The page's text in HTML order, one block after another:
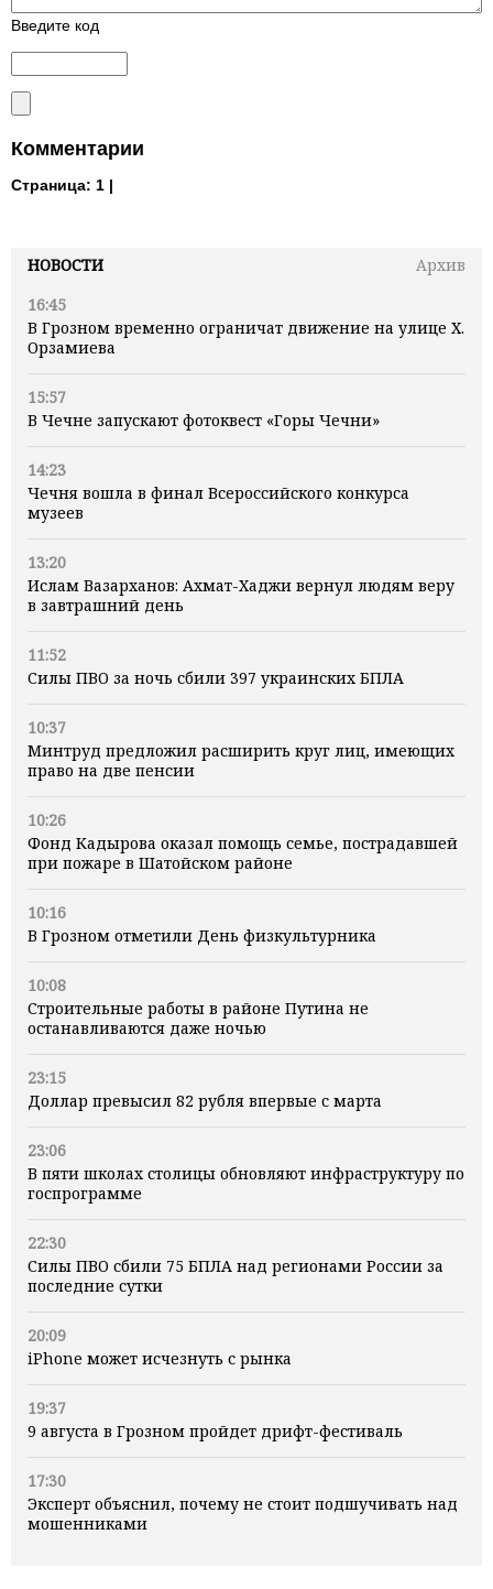
НОВОСТИ
Архив
16:45
В Грозном временно ограничат движение на улице Х.
Орзамиева
15:57
В Чечне запускают фотоквест «Горы Чечни»
14:23
Чечня вошла в финал Всероссийского конкурса
музеев
13:20
Ислам Вазарханов: Ахмат-Хаджи вернул людям веру
в завтрашний день
11:52
Силы ПВО за ночь сбили 397 украинских БПЛА
10:37
Минтруд предложил расширить круг лиц, имеющих
право на две пенсии
10:26
Фонд Кадырова оказал помощь семье, пострадавшей
при пожаре в Шатойском районе
10:16
В Грозном отметили День физкультурника
10:08
Строительные работы в районе Путина не
останавливаются даже ночью
23:15
Доллар превысил 82 рубля впервые с марта
23:06
В пяти школах столицы обновляют инфраструктуру по
госпрограмме
22:30
Силы ПВО сбили 75 БПЛА над регионами России за
последние сутки
20:09
iPhone может исчезнуть с рынка
19:37
9 августа в Грозном пройдет дрифт-фестиваль
17:30
Эксперт объяснил, почему не стоит подшучивать над
мошенниками
Введите код
Комментарии
Страница: 1 |